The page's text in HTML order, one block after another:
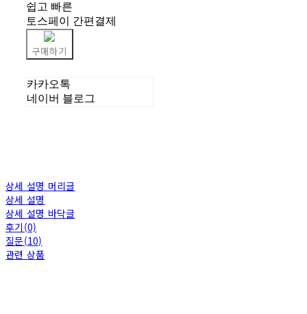
쉽고 빠른
토스페이 간편결제
구매하기
카카오톡
네이버 블로그
상세 설명 머리글
상세 설명
상세 설명 바닥글
후기(0)
질문(10)
관련 상품